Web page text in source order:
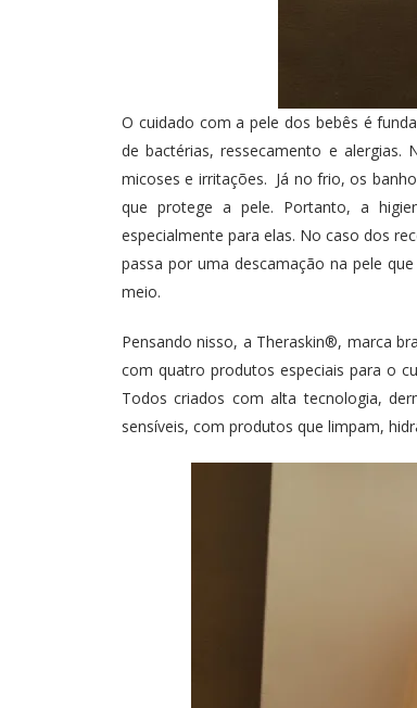
O cuidado com a pele dos bebês é
de bactérias, ressecamento e
micoses e irritações. Já no frio, os
que protege a pele. Portanto, a
especialmente para elas. No caso dos
passa por uma descamação na pele
meio.
Pensando nisso, a Theraskin®, marca
com quatro produtos especiais para o
Todos criados com alta tecnologia,
sensíveis, com produtos que limpam,